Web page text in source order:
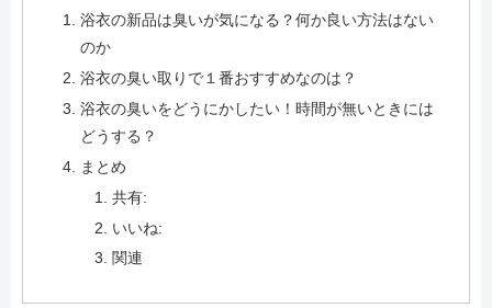
浴衣の新品は臭いが気になる？何か良い方法はない
のか
浴衣の臭い取りで１番おすすめなのは？
浴衣の臭いをどうにかしたい！時間が無いときには
どうする？
まとめ
共有:
いいね:
関連